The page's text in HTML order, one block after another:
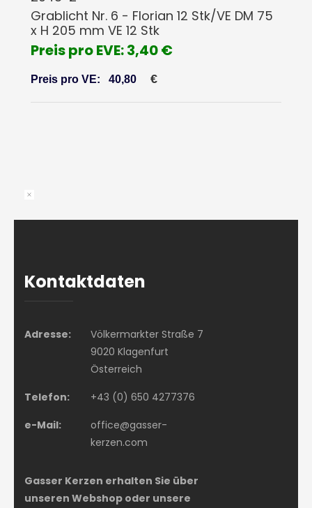
Grablicht Nr. 6 - Florian 12 Stk/VE DM 75
x H 205 mm VE 12 Stk
Preis pro EVE: 3,40 €
Preis pro VE: 40,80 €
Kontaktdaten
Adresse:
Völkermarkter Straße 7
9020 Klagenfurt
Österreich
Telefon:
+43 (0) 650 4277376
e-Mail:
office@gasser-
kerzen.com
Gasser Kerzen erhalten Sie über
unseren Webshop oder unsere